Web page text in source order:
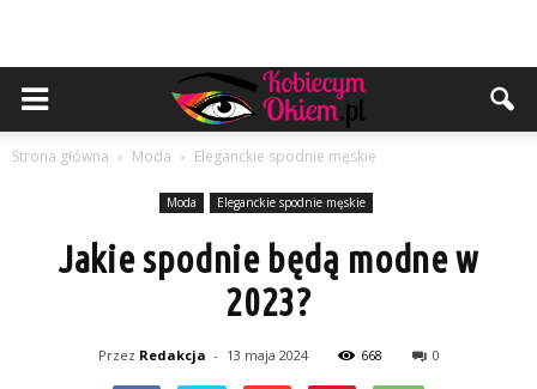
Strona główna Moda Eleganckie spodnie męskie
Moda Eleganckie spodnie męskie
Jakie spodnie będą modne w
2023?
Przez Redakcja - 13 maja 2024 668 0